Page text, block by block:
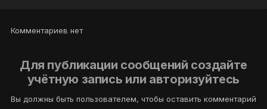
Комментариев нет
Для публикации сообщений создайте
учётную запись или авторизуйтесь
Вы должны быть пользователем, чтобы оставить комментарий